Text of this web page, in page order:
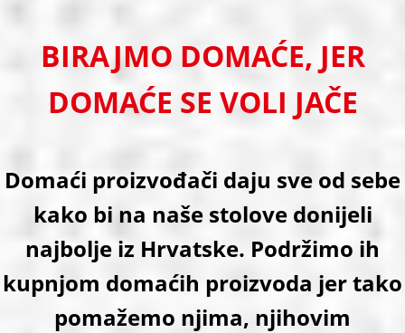
BIRAJMO DOMAĆE, JER
DOMAĆE SE VOLI JAČE
Domaći proizvođači daju sve od sebe
kako bi na naše stolove donijeli
najbolje iz Hrvatske. Podržimo ih
kupnjom domaćih proizvoda jer tako
pomažemo njima, njihovim